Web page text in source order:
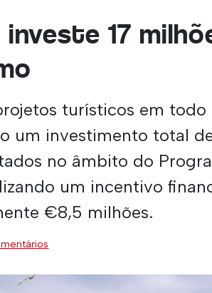
17
turísticos em todo
um investimento total
no âmbito do
um incentivo
€8,5 milhões.